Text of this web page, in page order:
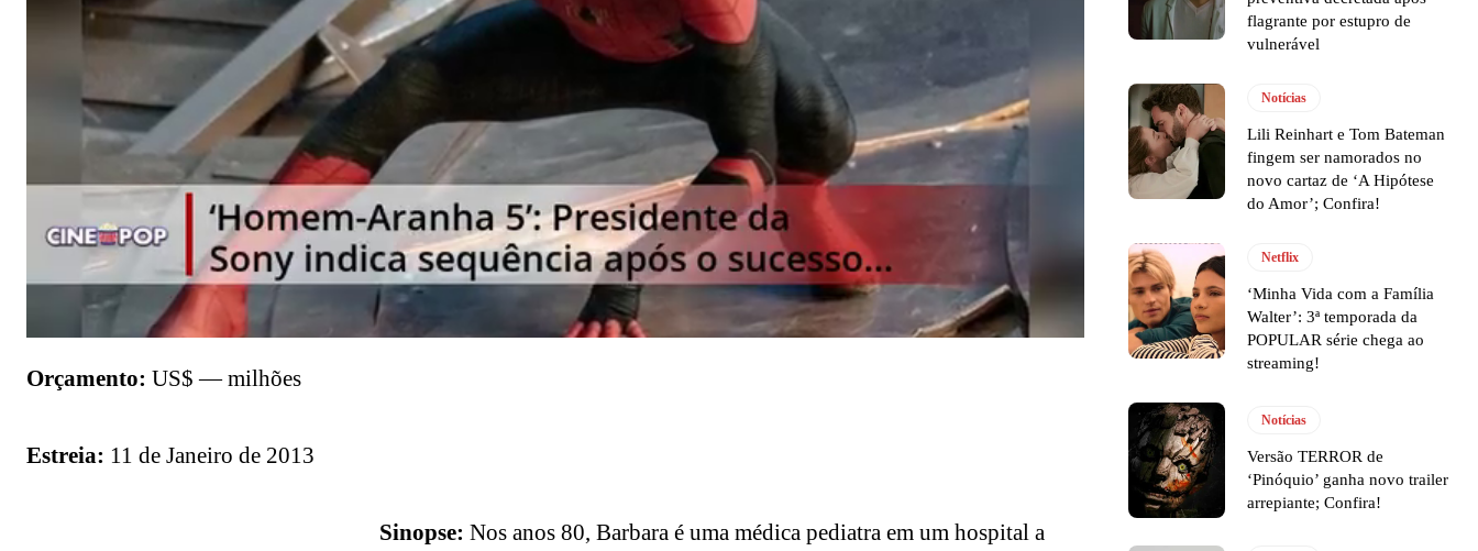
Orçamento: US$ — milhões
Estreia: 11 de Janeiro de 2013
Sinopse: Nos anos 80, Barbara é uma médica pediatra em um hospital a
flagrante por estupro de
vulnerável
Notícias
Lili Reinhart e Tom Bateman
fingem ser namorados no
novo cartaz de ‘A Hipótese
do Amor’; Confira!
Netflix
‘Minha Vida com a Família
Walter’: 3ª temporada da
POPULAR série chega ao
streaming!
Notícias
Versão TERROR de
‘Pinóquio’ ganha novo trailer
arrepiante; Confira!